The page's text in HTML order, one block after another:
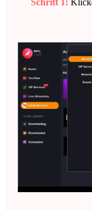
Schritt 1: